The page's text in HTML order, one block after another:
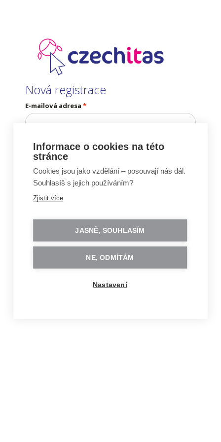
Nová registrace
E-mailová adresa
Už máš účet? Přihlas se
Informace o cookies na této
stránce
Cookies jsou jako vzdělání – posouvají nás dál.
Souhlasíš s jejich používáním?
Zjistit více
JASNĚ, SOUHLASÍM
NE, ODMÍTÁM
Nastavení